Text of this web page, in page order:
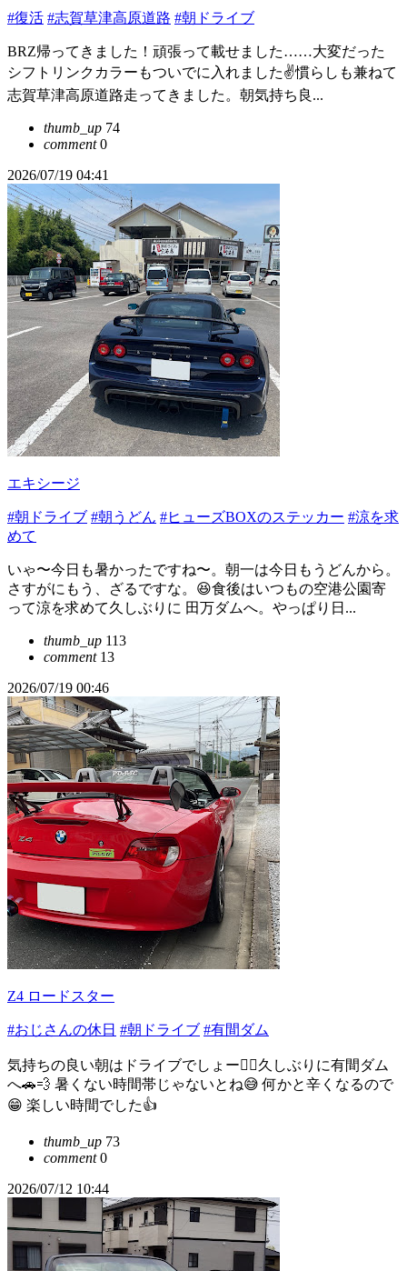
#復活 #志賀草津高原道路 #朝ドライブ
BRZ帰ってきました！頑張って載せました……大変だった
シフトリンクカラーもついでに入れました✌️慣らしも兼ねて
志賀草津高原道路走ってきました。朝気持ち良...
thumb_up 74
comment0
2026/07/19 04:41
エキシージ
#朝ドライブ #朝うどん #ヒューズBOXのステッカー #涼を求
めて
いゃ〜今日も暑かったですね〜。朝一は今日もうどんから。
さすがにもう、ざるですな。😆食後はいつもの空港公園寄
って涼を求めて久しぶりに 田万ダムへ。やっぱり日...
thumb_up 113
comment13
2026/07/19 00:46
Z4 ロードスター
#おじさんの休日 #朝ドライブ #有間ダム
気持ちの良い朝はドライブでしょー💁‍♂️久しぶりに有間ダム
へ🚗💨 暑くない時間帯じゃないとね😅 何かと辛くなるので
😁 楽しい時間でした👍
thumb_up 73
comment0
2026/07/12 10:44